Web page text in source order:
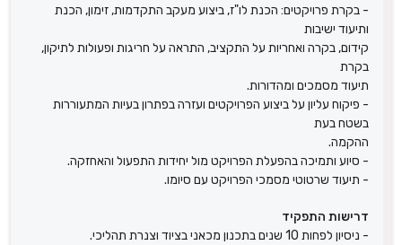
- בקרת פרויקטים: הכנת לו"ז, ביצוע מעקב התקדמות, זימון, הכנת
ותיעוד ישיבות
קידום, בקרה ואחריות על התקציב, התראה על חריגות ופעולות לתיקון,
בקרת
תיעוד מסמכים ומהדורות.
- פיקוח עליון על ביצוע הפרויקטים ועזרה בפתרון בעיות המתעוררות
בשטח בעת
ההקמה.
- סיוע ותמיכה בהפעלת הפרויקט מול יחידות התפעול והאחזקה.
- תיעוד שרטוטי מסמכי הפרויקט עם סיומו.
דרישות התפקיד
- ניסיון לפחות 10 שנים בתכנון מכאני בציוד וצנרת תהליכי.